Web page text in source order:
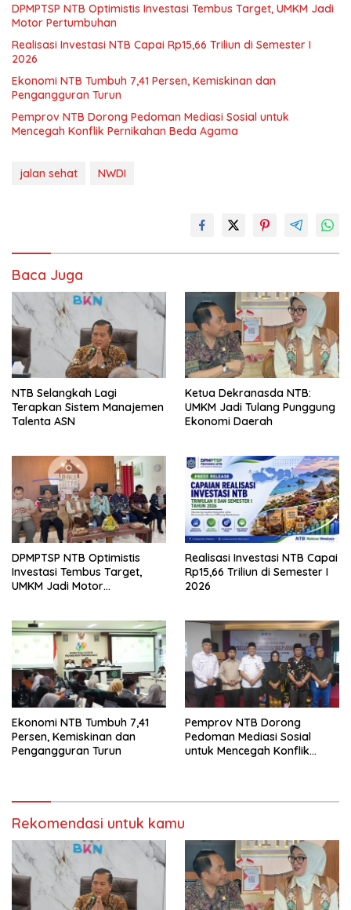
DPMPTSP NTB Optimistis Investasi Tembus Target, UMKM Jadi
Motor Pertumbuhan
Realisasi Investasi NTB Capai Rp15,66 Triliun di Semester I
2026
Ekonomi NTB Tumbuh 7,41 Persen, Kemiskinan dan
Pengangguran Turun
Pemprov NTB Dorong Pedoman Mediasi Sosial untuk
Mencegah Konflik Pernikahan Beda Agama
jalan sehat NWDI
Baca Juga
NTB Selangkah Lagi
Terapkan Sistem Manajemen
Talenta ASN
Ketua Dekranasda NTB:
UMKM Jadi Tulang Punggung
Ekonomi Daerah
DPMPTSP NTB Optimistis
Investasi Tembus Target,
UMKM Jadi Motor
Realisasi Investasi NTB Capai
Rp15,66 Triliun di Semester I
2026
Ekonomi NTB Tumbuh 7,41
Persen, Kemiskinan dan
Pengangguran Turun
Pemprov NTB Dorong
Pedoman Mediasi Sosial
untuk Mencegah Konflik
Rekomendasi untuk kamu